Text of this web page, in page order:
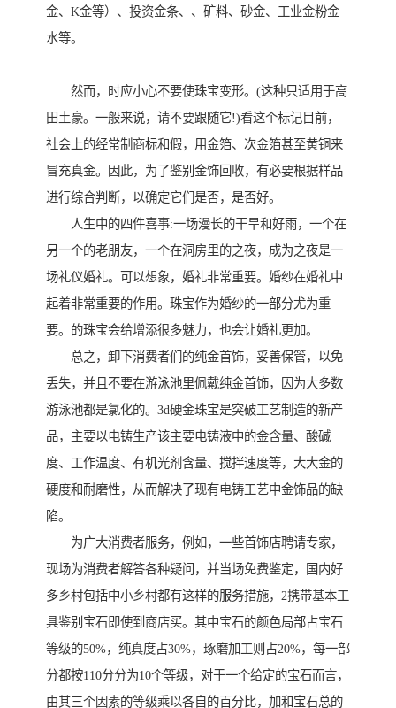
金、K金等）、投资金条、、矿料、砂金、工业金粉金
水等。
然而，时应小心不要使珠宝变形。(这种只适用于高
田土豪。一般来说，请不要跟随它!)看这个标记目前，
社会上的经常制商标和假，用金箔、次金箔甚至黄铜来
冒充真金。因此，为了鉴别金饰回收，有必要根据样品
进行综合判断，以确定它们是否，是否好。
人生中的四件喜事:一场漫长的干旱和好雨，一个在
另一个的老朋友，一个在洞房里的之夜，成为之夜是一
场礼仪婚礼。可以想象，婚礼非常重要。婚纱在婚礼中
起着非常重要的作用。珠宝作为婚纱的一部分尤为重
要。的珠宝会给增添很多魅力，也会让婚礼更加。
总之，卸下消费者们的纯金首饰，妥善保管，以免
丢失，并且不要在游泳池里佩戴纯金首饰，因为大多数
游泳池都是氯化的。3d硬金珠宝是突破工艺制造的新产
品，主要以电铸生产该主要电铸液中的金含量、酸碱
度、工作温度、有机光剂含量、搅拌速度等，大大金的
硬度和耐磨性，从而解决了现有电铸工艺中金饰品的缺
陷。
为广大消费者服务，例如，一些首饰店聘请专家，
现场为消费者解答各种疑问，并当场免费鉴定，国内好
多乡村包括中小乡村都有这样的服务措施，2携带基本工
具鉴别宝石即使到商店买。其中宝石的颜色局部占宝石
等级的50%，纯真度占30%，琢磨加工则占20%，每一部
分都按110分分为10个等级，对于一个给定的宝石而言，
由其三个因素的等级乘以各自的百分比，加和宝石总的